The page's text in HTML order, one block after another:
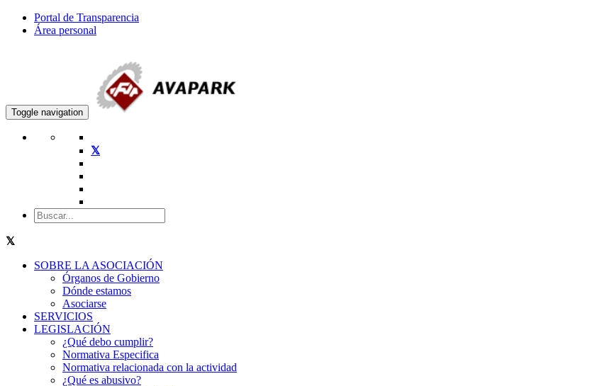
Portal de Transparencia
Área personal
Toggle navigation
SOBRE LA ASOCIACIÓN
Órganos de Gobierno
Dónde estamos
Asociarse
SERVICIOS
LEGISLACIÓN
¿Qué debo cumplir?
Normativa Especifica
Normativa relacionada con la actividad
¿Qué es abusivo?